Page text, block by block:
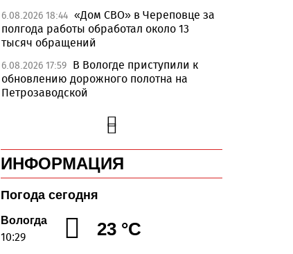
6.08.2026 18:44 «Дом СВО» в Череповце за
полгода работы обработал около 13
тысяч обращений
6.08.2026 17:59 В Вологде приступили к
обновлению дорожного полотна на
Петрозаводской
«Территория талантов»
открылась для 122 школьников из
6.08.2026 16:20
Сельские труженики
Тотемского округа получат жилье с
правом выкупа за один процент
стоимости
6.08.2026 15:42
Детская футбольная секция
ВоГУ получила поддержку РФС
ИНФОРМАЦИЯ
Погода сегодня
Вологда
10:29 23 °C